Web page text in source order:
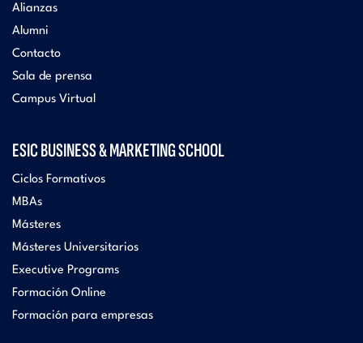
Alianzas
Alumni
Contacto
Sala de prensa
Campus Virtual
ESIC BUSINESS & MARKETING SCHOOL
Ciclos Formativos
MBAs
Másteres
Másteres Universitarios
Executive Programs
Formación Online
Formación para empresas